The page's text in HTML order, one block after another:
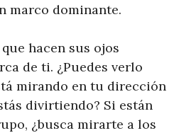
marco dominante.
hacen sus ojos
de ti. ¿Puedes verlo
mirando en tu dirección
divirtiendo? Si están
¿busca mirarte a los